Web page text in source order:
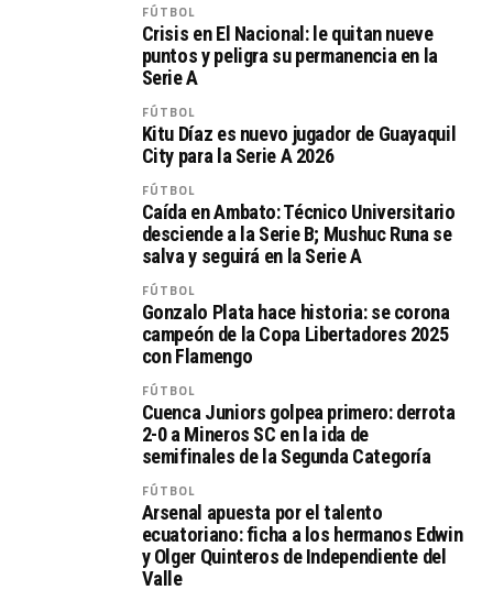
FÚTBOL
Crisis en El Nacional: le quitan nueve
puntos y peligra su permanencia en la
Serie A
FÚTBOL
Kitu Díaz es nuevo jugador de Guayaquil
City para la Serie A 2026
FÚTBOL
Caída en Ambato: Técnico Universitario
desciende a la Serie B; Mushuc Runa se
salva y seguirá en la Serie A
FÚTBOL
Gonzalo Plata hace historia: se corona
campeón de la Copa Libertadores 2025
con Flamengo
FÚTBOL
Cuenca Juniors golpea primero: derrota
2-0 a Mineros SC en la ida de
semifinales de la Segunda Categoría
FÚTBOL
Arsenal apuesta por el talento
ecuatoriano: ficha a los hermanos Edwin
y Olger Quinteros de Independiente del
Valle